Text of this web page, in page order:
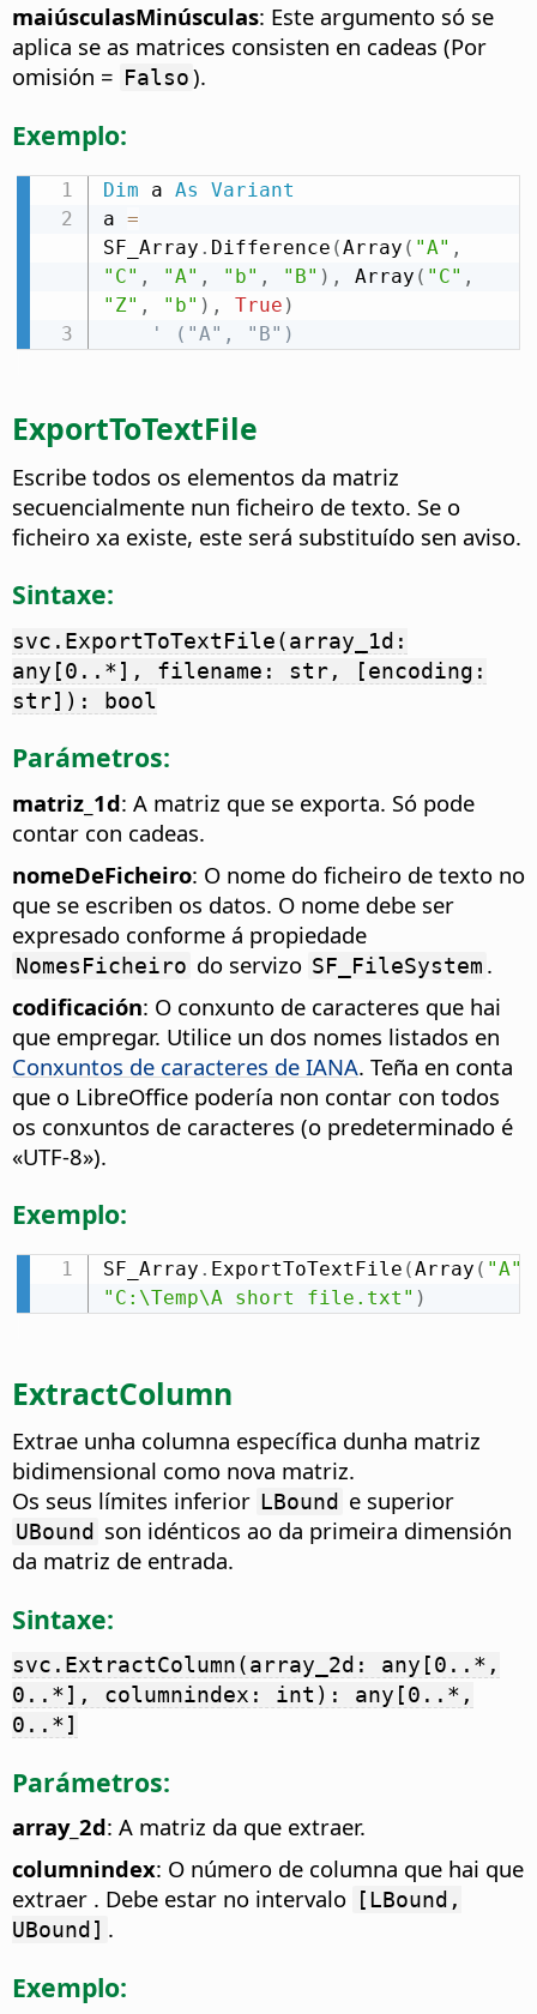
maiúsculasMinúsculas: Este argumento só se
aplica se as matrices consisten en cadeas (Por
omisión = Falso).
Exemplo:
Dim a As
Variant
a =
SF_Array . Difference (Array ( "A" ,
"C" , "A" , "b" , "B" ) , Array ( "C" ,
"Z" , "b" ) , True )
' ("A", "B")
ExportToTextFile
Escribe todos os elementos da matriz
secuencialmente nun ficheiro de texto. Se o
ficheiro xa existe, este será substituído sen aviso.
Sintaxe:
svc.ExportToTextFile(array_1d:
any[0..*], filename: str, [encoding:
str]): bool
Parámetros:
matriz_1d: A matriz que se exporta. Só pode
contar con cadeas.
nomeDeFicheiro: O nome do ficheiro de texto no
que se escriben os datos. O nome debe ser
expresado conforme á propiedade
NomesFicheiro do servizo SF_FileSystem .
codificación: O conxunto de caracteres que hai
que empregar. Utilice un dos nomes listados en
Conxuntos de caracteres de IANA. Teña en conta
que o LibreOffice podería non contar con todos
os conxuntos de caracteres (o predeterminado é
«UTF-8»).
Exemplo:
SF_Array . ExportToTextFile (Array ( "A"
"C:\Temp\A short file.txt" )
ExtractColumn
Extrae unha columna específica dunha matriz
bidimensional como nova matriz.
Os seus límites inferior LBound e superior
UBound son idénticos ao da primeira dimensión
da matriz de entrada.
Sintaxe:
svc.ExtractColumn(array_2d: any[0..*,
0..*], columnindex: int): any[0..*,
0..*]
Parámetros:
array_2d: A matriz da que extraer.
columnindex: O número de columna que hai que
extraer . Debe estar no intervalo
[LBound,
UBound] .
Exemplo: